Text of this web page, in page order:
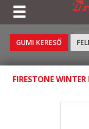
GUMI KERESŐ
FIRESTONE